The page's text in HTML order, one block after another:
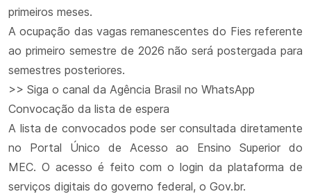
primeiros meses.
A ocupação das vagas remanescentes do Fies referente
ao primeiro semestre de 2026 não será postergada para
semestres posteriores.
>> Siga o canal da Agência Brasil no WhatsApp
Convocação da lista de espera
A lista de convocados pode ser consultada diretamente
no Portal Único de Acesso ao Ensino Superior do
MEC. O acesso é feito com o login da plataforma de
serviços digitais do governo federal, o Gov.br.